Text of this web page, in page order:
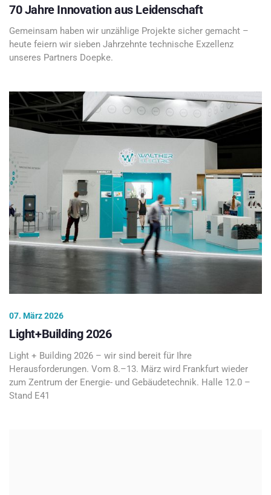
70 Jahre Innovation aus Leidenschaft
Gemeinsam haben wir unzählige Projekte sicher gemacht –
heute feiern wir sieben Jahrzehnte technische Exzellenz
unseres Partners Doepke.
07. März 2026
Light+Building 2026
Light + Building 2026 – wir sind bereit für Ihre
Herausforderungen. Vom 8.–13. März wird Frankfurt wieder
zum Zentrum der Energie- und Gebäudetechnik. Halle 12.0 –
Stand E41